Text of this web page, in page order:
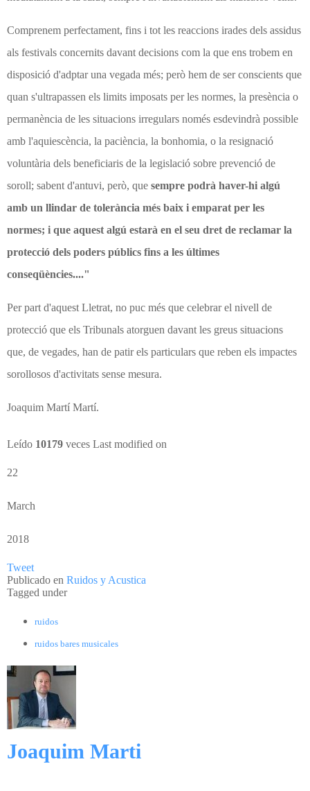
Comprenem perfectament, fins i tot les reaccions irades dels assidus
als festivals concernits davant decisions com la que ens trobem en
disposició d'adptar una vegada més; però hem de ser conscients que
quan s'ultrapassen els limits imposats per les normes, la presència o
permanència de les situacions irregulars només esdevindrà possible
amb l'aquiescència, la paciència, la bonhomia, o la resignació
voluntària dels beneficiaris de la legislació sobre prevenció de
soroll; sabent d'antuvi, però, que sempre podrà haver-hi algú
amb un llindar de tolerància més baix i emparat per les
normes; i que aquest algú estarà en el seu dret de reclamar la
protecció dels poders públics fins a les últimes
conseqüències...."
Per part d'aquest Lletrat, no puc més que celebrar el nivell de
protecció que els Tribunals atorguen davant les greus situacions
que, de vegades, han de patir els particulars que reben els impactes
sorollosos d'activitats sense mesura.
Joaquim Martí Martí.
Leído 10179 veces Last modified on
22
March
2018
Tweet
Publicado en Ruidos y Acustica
Tagged under
ruidos
ruidos bares musicales
Joaquim Marti